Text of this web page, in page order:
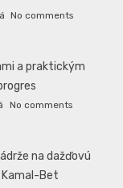
No comments
a praktickým
No comments
na dažďovú
Kamal-Bet